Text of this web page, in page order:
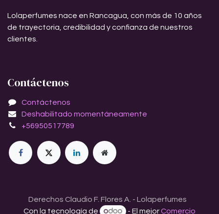
Lolaperfumes nace en Rancagua, con más de 10 años
de trayectoria, credibilidad y confianza de nuestros
clientes.
Contáctenos
Contáctenos
Deshabilitado momentáneamente
+56950517789
Derechos Claudio F. Flores A. - Lolaperfumes
Con la tecnología de
- El mejorComercio